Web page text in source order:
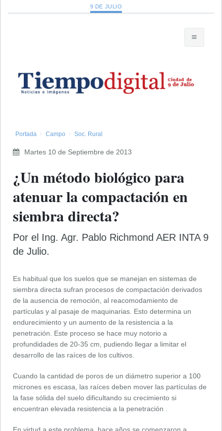
9 DE JULIO
Portada Campo Soc. Rural
Martes 10 de Septiembre de 2013
¿Un método biológico para
atenuar la compactación en
siembra directa?
Por el Ing. Agr. Pablo Richmond AER INTA 9
de Julio.
Es habitual que los suelos que se manejan en sistemas de
siembra directa sufran procesos de compactación derivados
de la ausencia de remoción, al reacomodamiento de
partículas y al pasaje de maquinarias. Esto determina un
endurecimiento y un aumento de la resistencia a la
penetración. Este proceso se hace muy notorio a
profundidades de 20-35 cm, pudiendo llegar a limitar el
desarrollo de las raíces de los cultivos.
Cuando la cantidad de poros de un diámetro superior a 100
micrones es escasa, las raíces deben mover las partículas de
la fase sólida del suelo dificultando su crecimiento si
encuentran elevada resistencia a la penetración .
En virtud a este problema, hace años se comenzaron a